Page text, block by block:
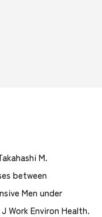
M.
between
Men under
Work Environ Health.